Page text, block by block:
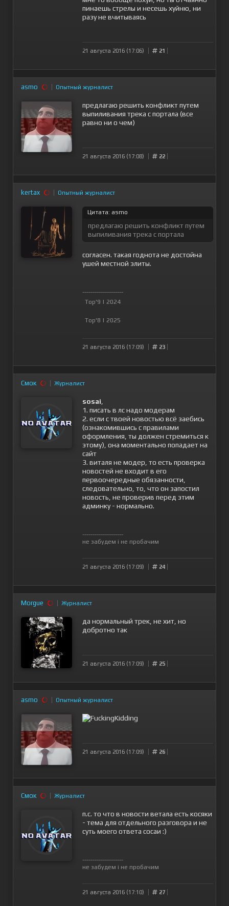
пинаешь стрелы и несешь хуйню, ни
разу не вчитываясь
21 августа 2016 (17:06) 21
asmo Опытный журналист
предлагаю решить конфликт путем
выпиливания трека с портала (все
равно ни о чем)
21 августа 2016 (17:08) 22
kertax Опытный журналист
Цитата: asmo
предлагаю решить конфликт путем
выпиливания трека с портала
согласен. такая годнота не достойна
ушей местной элиты.
--------------------
Top'9 | 2024
Top'8 | 2025
21 августа 2016 (17:09) 23
Смок Журналист
sosai
1. писать в лс надо модерам
2. если с твоей новостью всё заебись
(ознакомившись с правилами
оформления, ты должен стремиться к
этому), она моментально попадает на
сайт
3. виталя не модер, то есть проверка
новостей не входит в его
первоочередные обязанности,
следовательно, то, что он запостил
новость, не проверив перед этим
админку - нормально.
--------------------
не забудем і не пробачим
21 августа 2016 (17:09) 24
Morgue Журналист
да нормальный трек, не хит, но
добротно так
21 августа 2016 (17:09) 25
asmo Опытный журналист
21 августа 2016 (17:09) 26
Смок Журналист
п.с. то что в новости ветала есть косяки
- тема для отдельного разговора и не
суть моего ответа сосаи :)
--------------------
не забудем і не пробачим
21 августа 2016 (17:10) 27